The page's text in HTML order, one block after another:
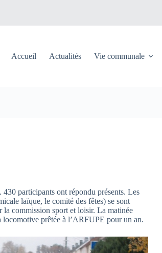
Accueil Actualités Vie communale
430 participants ont répondu présents. Les
laïque, le comité des fêtes) se sont
la commission sport et loisir. La matinée
locomotive prêtée à l’ARFUPE pour un an.